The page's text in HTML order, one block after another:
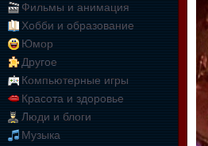
Фильмы и анимация
Хобби и образование
Юмор
Другое
Компьютерные игры
Красота и здоровье
Люди и блоги
Музыка